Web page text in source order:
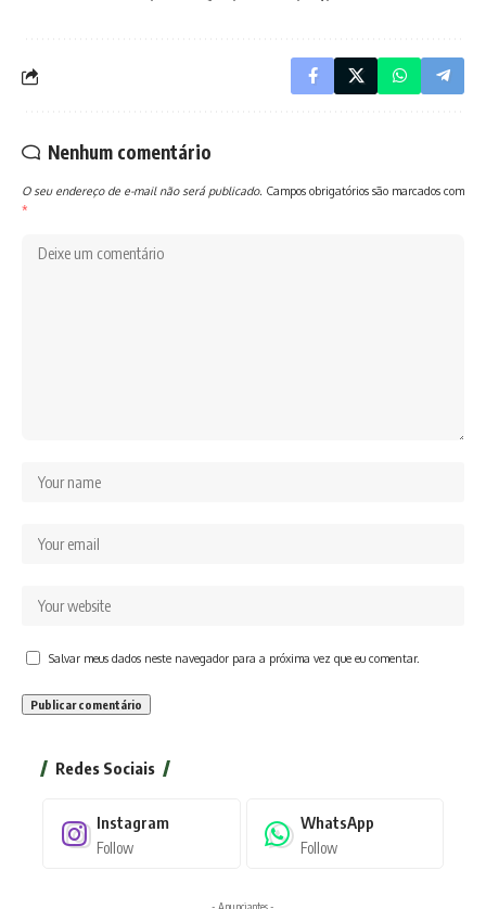
Nenhum comentário
O seu endereço de e-mail não será publicado. Campos obrigatórios são marcados com
*
Salvar meus dados neste navegador para a próxima vez que eu comentar.
Redes Sociais
Instagram
Follow
WhatsApp
Follow